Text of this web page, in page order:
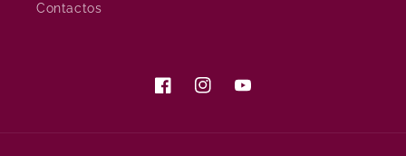
Contactos
FacebookInstagramYouTube